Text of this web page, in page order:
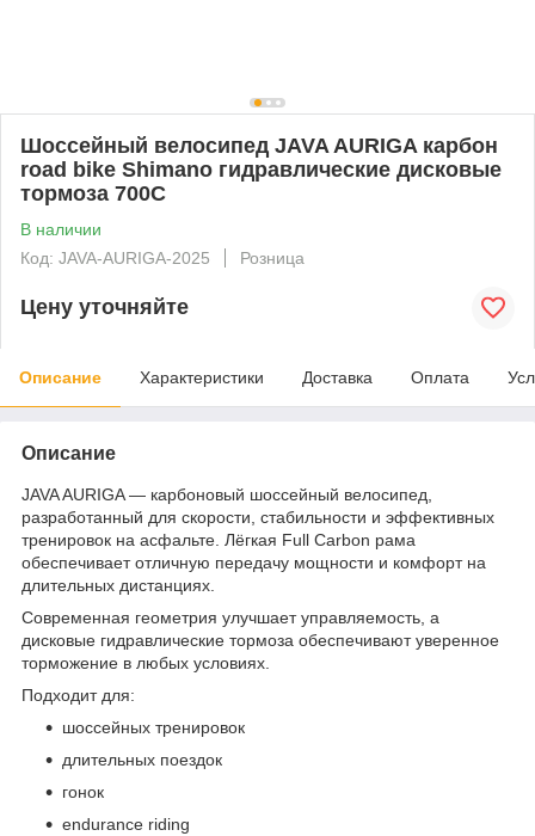
Шоссейный велосипед JAVA AURIGA карбон
road bike Shimano гидравлические дисковые
тормоза 700C
В наличии
Код: JAVA-AURIGA-2025
Розница
Цену уточняйте
Описание Характеристики Доставка Оплата
Описание
JAVA AURIGA — карбоновый шоссейный велосипед,
разработанный для скорости, стабильности и эффективных
тренировок на асфальте. Лёгкая Full Carbon рама
обеспечивает отличную передачу мощности и комфорт на
длительных дистанциях.
Современная геометрия улучшает управляемость, а
дисковые гидравлические тормоза обеспечивают уверенное
торможение в любых условиях.
Подходит для:
шоссейных тренировок
длительных поездок
гонок
endurance riding